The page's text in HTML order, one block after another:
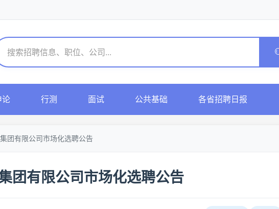
论 行测 面试 公共基础 各省招聘日报
团有限公司市场化选聘公告
团有限公司市场化选聘公告